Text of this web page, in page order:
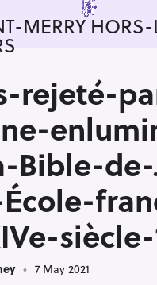
MERRY
rejeté-
Bible-de-
siècle-
7 May 2021